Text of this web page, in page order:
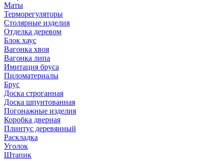
Маты
Терморегуляторы
Столярные изделия
Отделка деревом
Блок хаус
Вагонка хвоя
Вагонка липа
Имитация бруса
Пиломатериалы
Брус
Доска строганная
Доска шпунтованная
Погонажные изделия
Коробка дверная
Плинтус деревянный
Раскладка
Уголок
Штапик